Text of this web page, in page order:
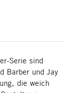
Serie sind
Barber und Jay
die weich